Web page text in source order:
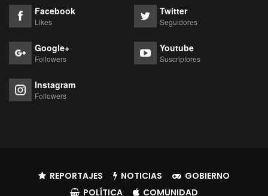
Facebook
Likes
Twitter
Seguidores
Google+
Followers
Youtube
Suscriptores
Instagram
Followers
REPORTAJES NOTICIAS
GOBIERNO
POLÍTICA
COMUNIDAD